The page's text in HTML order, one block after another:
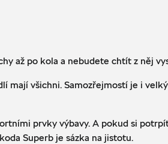
až po kola a nebudete chtít z něj
všichni. Samozřejmostí je i
prvky výbavy. A pokud si
Superb je sázka na jistotu.